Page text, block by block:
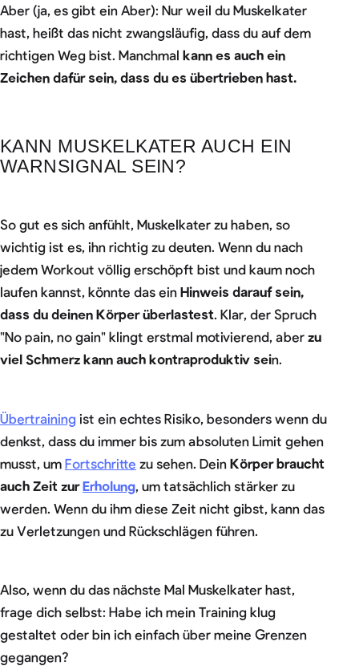
Aber (ja, es gibt ein Aber): Nur weil du Muskelkater
hast, heißt das nicht zwangsläufig, dass du auf dem
richtigen Weg bist. Manchmal kann es auch ein
Zeichen dafür sein, dass du es übertrieben hast.
KANN MUSKELKATER AUCH EIN
WARNSIGNAL SEIN?
So gut es sich anfühlt, Muskelkater zu haben, so
wichtig ist es, ihn richtig zu deuten. Wenn du nach
jedem Workout völlig erschöpft bist und kaum noch
laufen kannst, könnte das ein Hinweis darauf sein,
dass du deinen Körper überlastest. Klar, der Spruch
"No pain, no gain" klingt erstmal motivierend, aber zu
viel Schmerz kann auch kontraproduktiv sein.
Übertraining ist ein echtes Risiko, besonders wenn du
denkst, dass du immer bis zum absoluten Limit gehen
musst, um Fortschritte zu sehen. Dein Körper braucht
auch Zeit zurErholung, um tatsächlich stärker zu
werden. Wenn du ihm diese Zeit nicht gibst, kann das
zu Verletzungen und Rückschlägen führen.
Also, wenn du das nächste Mal Muskelkater hast,
frage dich selbst: Habe ich mein Training klug
gestaltet oder bin ich einfach über meine Grenzen
gegangen?